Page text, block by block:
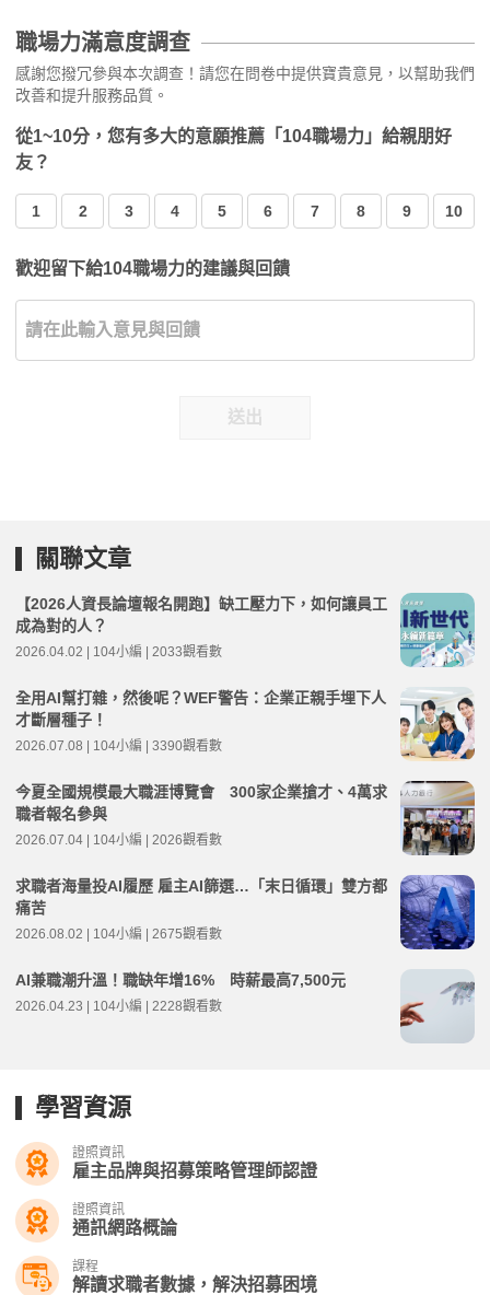
職場力滿意度調查
感謝您撥冗參與本次調查！請您在問卷中提供寶貴意見，以幫助我們
改善和提升服務品質。
從1~10分，您有多大的意願推薦「104職場力」給親朋好
友？
1 2 3 4 5 6 7 8 9 10
歡迎留下給104職場力的建議與回饋
送出
關聯文章
【2026人資長論壇報名開跑】缺工壓力下，如何讓員工
成為對的人？
2026.04.02 | 104小編 | 2033觀看數
全用AI幫打雜，然後呢？WEF警告：企業正親手埋下人
才斷層種子！
2026.07.08 | 104小編 | 3390觀看數
今夏全國規模最大職涯博覽會 300家企業搶才、4萬求
職者報名參與
2026.07.04 | 104小編 | 2026觀看數
求職者海量投AI履歷 雇主AI篩選…「末日循環」雙方都
痛苦
2026.08.02 | 104小編 | 2675觀看數
AI兼職潮升溫！職缺年增16% 時薪最高7,500元
2026.04.23 | 104小編 | 2228觀看數
學習資源
證照資訊
雇主品牌與招募策略管理師認證
證照資訊
通訊網路概論
課程
解讀求職者數據，解決招募困境